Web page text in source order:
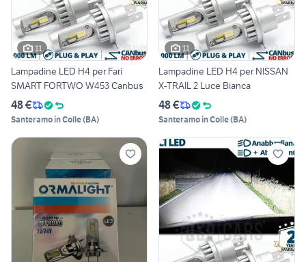
11
Lampadine LED H4 per Fari
SMART FORTWO W453 Canbus
48 €
Santeramo in Colle(BA)
11
Lampadine LED H4 per NISSAN
X-TRAIL 2 Luce Bianca
48 €
Santeramo in Colle(BA)